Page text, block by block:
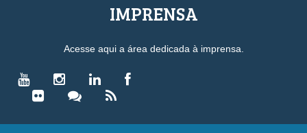
IMPRENSA
Acesse aqui a área dedicada à imprensa.